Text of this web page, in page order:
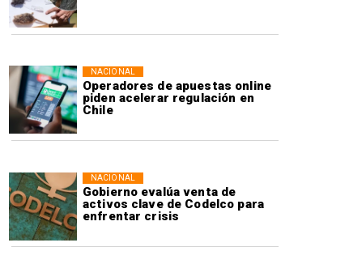
Operadores de apuestas online
piden acelerar regulación en
Chile
NACIONAL
Gobierno evalúa venta de
activos clave de Codelco para
enfrentar crisis
NACIONAL